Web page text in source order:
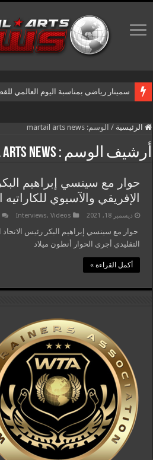
سمينار رياضي بمناسبة اليوم العالمي
الرئيسية / الوسم:martail arts news
أرشيف الوسم : news
حوار مع سينسي إبراهيم
الإفريقي والآسيوي للكاراتيه
ديسمبر 18, 2021 Interviews, Videos
حوار مع سينسي إبراهيم البكر رئيس الاتحاد
التقليدي أجرى الحوار أنطون ميلاد
أكمل القراءة »